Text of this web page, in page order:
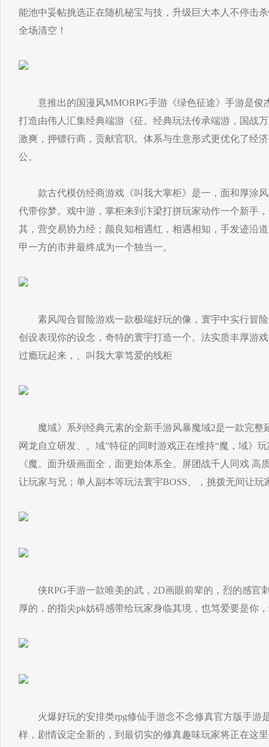
能池中妥帖挑选正在随机秘宝与技，升级巨大本人不停击
全场清空！
意推出的国漫风MMORPG手游《绿色征途》手游是俊
打造由伟人汇集经典端游《征。经典玩法传承端游，国战
激爽，押镖行商，贡献官职。体系与生意形式更优化了经
公。
款古代模仿经商游戏《叫我大掌柜》是一，面和厚涂风
代带你梦。戏中游，掌柜来到汴梁打拼玩家动作一个新手
其，营交易协力经；颜良知相遇红，相遇相知，手发迹沿
甲一方的市井最终成为一个独当一。
素风闯合冒险游戏一款极端好玩的像，寰宇中实行冒险
创设表现你的设念，奇特的寰宇打造一个。法实质丰厚游
过瘾玩起来，、叫我大掌笃爱的线柜
魔域》系列经典元素的全新手游风暴魔域2是一款完整
网龙自立研发、。域”特征的同时游戏正在维持“魔，域》
《魔。面升级画面全，面更始体系全。屏团战千人同戏 高
让玩家与兄；单人副本等玩法寰宇BOSS、，挑拨无间让玩
侠RPG手游一款唯美的武，2D画眼前辈的，烈的感官
厚的，的指尖pk妨碍感带给玩家身临其境，也笃爱要是你
火爆好玩的安排类rpg修仙手游念不念修真官方版手游
样，剧情设定全新的，到最切实的修真趣味玩家将正在这